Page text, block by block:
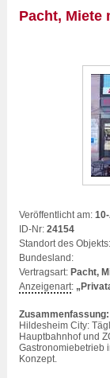
Pacht, Miete
Veröffentlicht am:
ID-Nr: 24154
Standort des Objekts:
Bundesland:
Vertragsart: Pacht,
Anzeigenart:
Zusammenfassung:
Hildesheim City:
Hauptbahnhof und
Gastronomiebetrieb
Konzept.